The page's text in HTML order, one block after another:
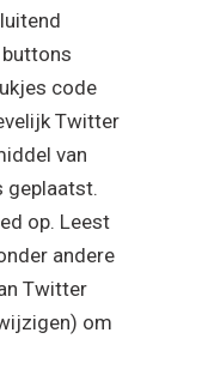
buttons
code
Twitter
van
geplaatst.
op. Leest
andere
Twitter
om